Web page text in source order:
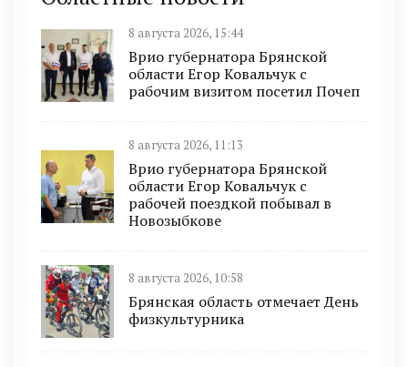
8 августа 2026, 15:44
Врио губернатора Брянской
области Егор Ковальчук с
рабочим визитом посетил Почеп
8 августа 2026, 11:13
Врио губернатора Брянской
области Егор Ковальчук с
рабочей поездкой побывал в
Новозыбкове
8 августа 2026, 10:58
Брянская область отмечает День
физкультурника